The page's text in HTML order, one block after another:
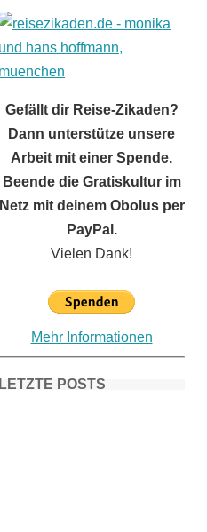
Gefällt dir Reise-Zikaden?
Dann unterstütze unsere
Arbeit mit einer Spende.
Beende die Gratiskultur im
Netz mit deinem Obolus per
PayPal.
Vielen Dank!
Mehr Informationen
LETZTE POSTS